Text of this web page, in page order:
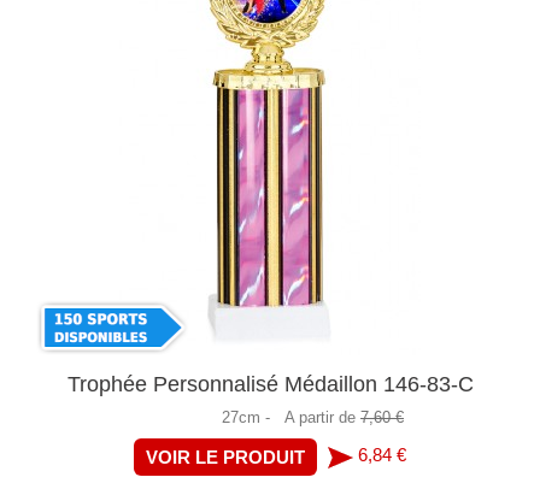
Trophée Personnalisé Médaillon 146-83-C
27cm - A partir de 7,60 €
VOIR LE PRODUIT 6,84 €